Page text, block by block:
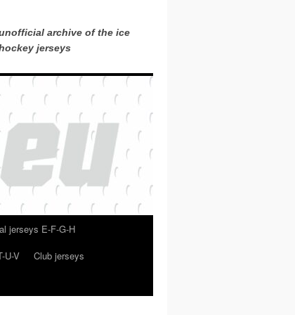
archive of the ice
jerseys
jerseys E-F-G-H
U-V
Club jerseys